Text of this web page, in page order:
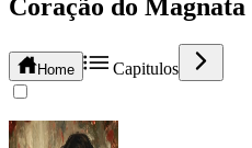
Coração do Magnata
Home Capitulos